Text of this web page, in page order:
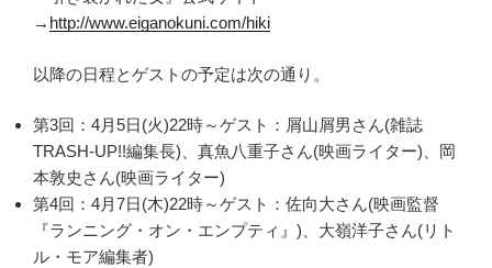
→ http://www.eiganokuni.com/hiki
以降の日程とゲストの予定は次の通り。
第3回：4月5日(火)22時～ゲスト：屑山屑男さん(雑誌
TRASH-UP!!編集長)、真魚八重子さん(映画ライター)、岡
本敦史さん(映画ライター)
第4回：4月7日(木)22時～ゲスト：佐向大さん(映画監督
『ランニング・オン・エンプティ』)、大嶺洋子さん(リト
ル・モア編集者)